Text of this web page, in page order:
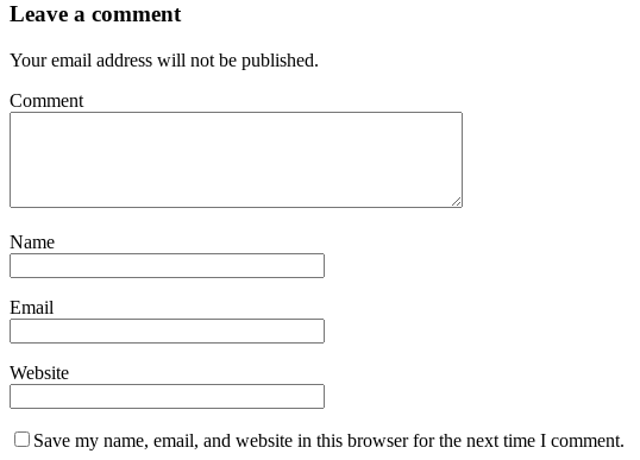
Leave a comment
Your email address will not be published.
Comment
Name
Email
Website
Save my name, email, and website in this browser for the next time I comment.